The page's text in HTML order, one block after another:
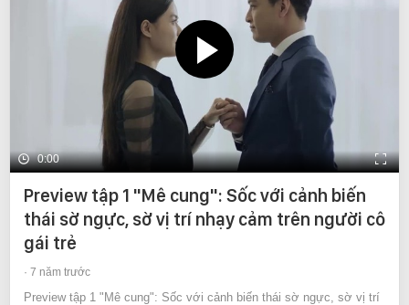
0:00
Preview tập 1 "Mê cung": Sốc với cảnh biến
thái sờ ngực, sờ vị trí nhạy cảm trên người cô
gái trẻ
7 năm trước
Preview tập 1 "Mê cung": Sốc với cảnh biến thái sờ ngực, sờ vị trí